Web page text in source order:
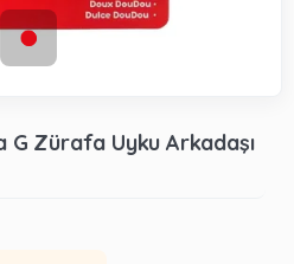
G Zürafa Uyku Arkadaşı